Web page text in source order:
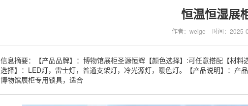
恒温恒湿展
作者：weige 时间：2025-
信息摘要：【产品品牌】：博物馆展柜圣源恒辉【颜色选择】:可任意搭配【材
选择】：LED灯，雷士灯，普通支架灯，冷光源灯，暖色灯。【产品说明】：产
博物馆展柜专用锁具，适合